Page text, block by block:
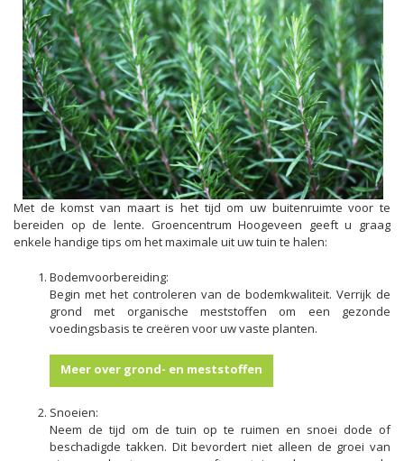
Met de komst van maart is het tijd om uw buitenruimte voor te
bereiden op de lente. Groencentrum Hoogeveen geeft u graag
enkele handige tips om het maximale uit uw tuin te halen:
Bodemvoorbereiding:
Begin met het controleren van de bodemkwaliteit. Verrijk de
grond met organische meststoffen om een gezonde
voedingsbasis te creëren voor uw vaste planten.
Meer over grond- en meststoffen
Snoeien:
Neem de tijd om de tuin op te ruimen en snoei dode of
beschadigde takken. Dit bevordert niet alleen de groei van